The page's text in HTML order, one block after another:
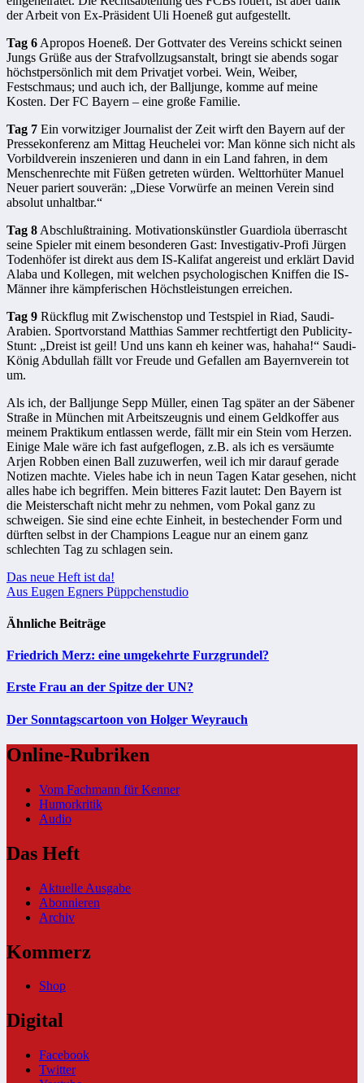
der Arbeit von Ex-Präsident Uli Hoeneß gut aufgestellt.
Tag 6 Apropos Hoeneß. Der Gottvater des Vereins schickt seinen
Jungs Grüße aus der Strafvollzugsanstalt, bringt sie abends sogar
höchstpersönlich mit dem Privatjet vorbei. Wein, Weiber,
Festschmaus; und auch ich, der Balljunge, komme auf meine
Kosten. Der FC Bayern – eine große Familie.
Tag 7 Ein vorwitziger Journalist der Zeit wirft den Bayern auf der
Pressekonferenz am Mittag Heuchelei vor: Man könne sich nicht als
Vorbildverein inszenieren und dann in ein Land fahren, in dem
Menschenrechte mit Füßen getreten würden. Welttorhüter Manuel
Neuer pariert souverän: „Diese Vorwürfe an meinen Verein sind
absolut unhaltbar.“
Tag 8 Abschlußtraining. Motivationskünstler Guardiola überrascht
seine Spieler mit einem besonderen Gast: Investigativ-Profi Jürgen
Todenhöfer ist direkt aus dem IS-Kalifat angereist und erklärt David
Alaba und Kollegen, mit welchen psychologischen Kniffen die IS-
Männer ihre kämpferischen Höchstleistungen erreichen.
Tag 9 Rückflug mit Zwischenstop und Testspiel in Riad, Saudi-
Arabien. Sportvorstand Matthias Sammer rechtfertigt den Publicity-
Stunt: „Dreist ist geil! Und uns kann eh keiner was, hahaha!“ Saudi-
König Abdullah fällt vor Freude und Gefallen am Bayernverein tot
um.
Als ich, der Balljunge Sepp Müller, einen Tag später an der Säbener
Straße in München mit Arbeitszeugnis und einem Geldkoffer aus
meinem Praktikum entlassen werde, fällt mir ein Stein vom Herzen.
Einige Male wäre ich fast aufgeflogen, z.B. als ich es versäumte
Arjen Robben einen Ball zuzuwerfen, weil ich mir darauf gerade
Notizen machte. Vieles habe ich in neun Tagen Katar gesehen, nicht
alles habe ich begriffen. Mein bitteres Fazit lautet: Den Bayern ist
die Meisterschaft nicht mehr zu nehmen, vom Pokal ganz zu
schweigen. Sie sind eine echte Einheit, in bestechender Form und
dürften selbst in der Champions League nur an einem ganz
schlechten Tag zu schlagen sein.
Beitragsnavigation
Das neue Heft ist da!
Aus Eugen Egners Püppchenstudio
Ähnliche Beiträge
Friedrich Merz: eine umgekehrte Furzgrundel?
Erste Frau an der Spitze der UN?
Der Sonntagscartoon von Holger Weyrauch
Online-Rubriken
Vom Fachmann für Kenner
Humorkritik
Audio
Das Heft
Aktuelle Ausgabe
Abonnieren
Archiv
Kommerz
Shop
Digital
Facebook
Twitter